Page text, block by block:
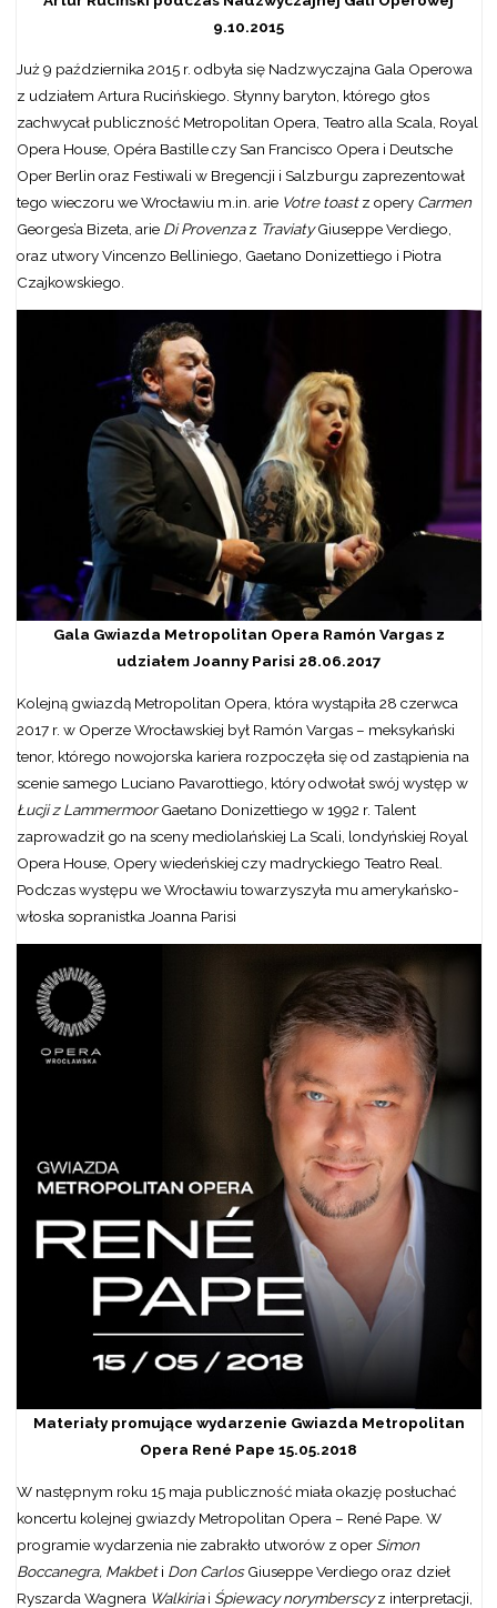
9.10.2015
Już 9 października 2015 r. odbyła się Nadzwyczajna Gala Operowa
z udziałem Artura Rucińskiego. Słynny baryton, którego głos
zachwycał publiczność Metropolitan Opera, Teatro alla Scala, Royal
Opera House, Opéra Bastille czy San Francisco Opera i Deutsche
Oper Berlin oraz Festiwali w Bregencji i Salzburgu zaprezentował
tego wieczoru we Wrocławiu m.in. arie Votre toastz opery Carmen
Georges’a Bizeta, arie Di Provenzaz TraviatyGiuseppe Verdiego,
oraz utwory Vincenzo Belliniego, Gaetano Donizettiego i Piotra
Czajkowskiego.
Gala Gwiazda Metropolitan Opera Ramón Vargas z
udziałem Joanny Parisi 28.06.2017
Kolejną gwiazdą Metropolitan Opera, która wystąpiła 28 czerwca
2017 r. w Operze Wrocławskiej był Ramón Vargas – meksykański
tenor, którego nowojorska kariera rozpoczęła się od zastąpienia na
scenie samego Luciano Pavarottiego, który odwołał swój występ w
Łucji z LammermoorGaetano Donizettiego w 1992 r. Talent
zaprowadził go na sceny mediolańskiej La Scali, londyńskiej Royal
Opera House, Opery wiedeńskiej czy madryckiego Teatro Real.
Podczas występu we Wrocławiu towarzyszyła mu amerykańsko-
włoska sopranistka Joanna Parisi
Materiały promujące wydarzenie Gwiazda Metropolitan
Opera René Pape 15.05.2018
W następnym roku 15 maja publiczność miała okazję posłuchać
koncertu kolejnej gwiazdy Metropolitan Opera – René Pape. W
programie wydarzenia nie zabrakło utworów z oper Simon
Boccanegra, Makbeti Don CarlosGiuseppe Verdiego oraz dzieł
Ryszarda Wagnera Walkiriai Śpiewacy norymberscyz interpretacji,